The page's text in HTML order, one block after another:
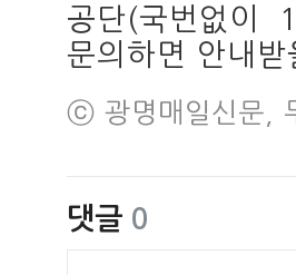
공단(국번없이
문의하면 안내받
ⓒ 광명매일신문,
댓글 0